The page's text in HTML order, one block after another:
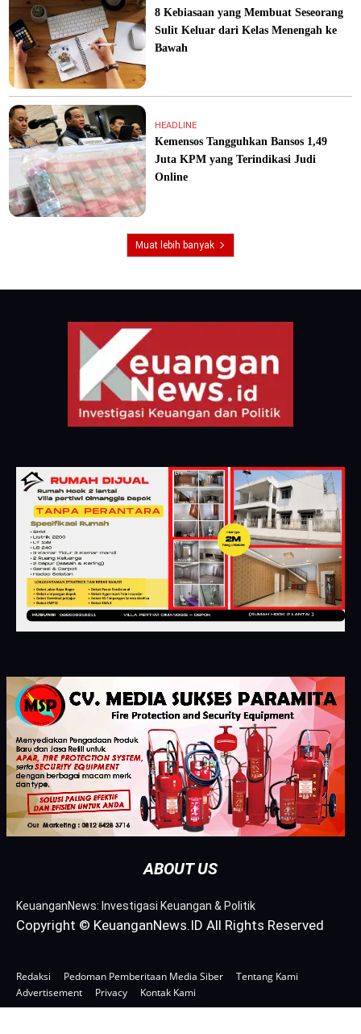
8 Kebiasaan yang Membuat Seseorang
Sulit Keluar dari Kelas Menengah ke
Bawah
HEADLINE
Kemensos Tangguhkan Bansos 1,49
Juta KPM yang Terindikasi Judi
Online
Muat lebih banyak
ABOUT US
KeuanganNews: Investigasi Keuangan & Politik
Copyright © KeuanganNews.ID All Rights Reserved
Redaksi Pedoman Pemberitaan Media Siber
Tentang Kami
Advertisement
Privacy Kontak Kami